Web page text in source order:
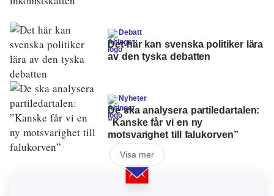
Debatt
Det här kan svenska politiker lära
av den tyska debatten
Nyheter
De ska analysera partiledartalen:
”Kanske får vi en ny
motsvarighet till falukorven”
Visa mer